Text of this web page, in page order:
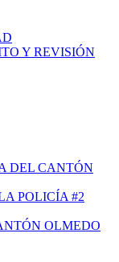
Y REVISIÓN
DEL CANTÓN
POLICÍA #2
OLMEDO